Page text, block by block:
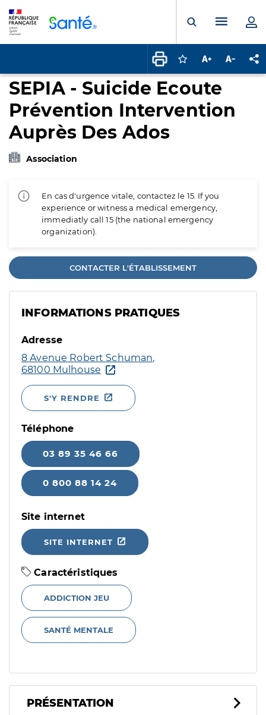
Ouvrir laMenu
Connectez-vous
Augmenter la
SEPIA - Suicide Ecoute
Prévention Intervention
Auprès Des Ados
Association
En cas d'urgence vitale, contactez le 15. If you
experience or witness a medical emergency,
immediatly call 15 (the national emergency
organization).
CONTACTER L'ÉTABLISSEMENT
INFORMATIONS PRATIQUES
Adresse
8 Avenue Robert Schuman,
68100 Mulhouse
S'Y RENDRE
Téléphone
03 89 35 46 66
0 800 88 14 24
Site internet
SITE INTERNET
Caractéristiques
ADDICTION JEU
SANTÉ MENTALE
PRÉSENTATION